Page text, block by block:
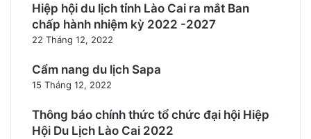
Hiệp hội du lịch tỉnh Lào Cai ra mắt Ban
chấp hành nhiệm kỳ 2022 -2027
22 Tháng 12, 2022
Cẩm nang du lịch Sapa
15 Tháng 12, 2022
Thông báo chính thức tổ chức đại hội Hiệp
Hội Du Lịch Lào Cai 2022